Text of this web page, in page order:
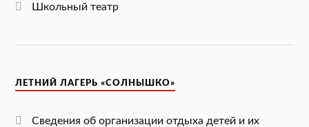
Школьный театр
ЛЕТНИЙ ЛАГЕРЬ «СОЛНЫШКО»
Сведения об организации отдыха детей и их